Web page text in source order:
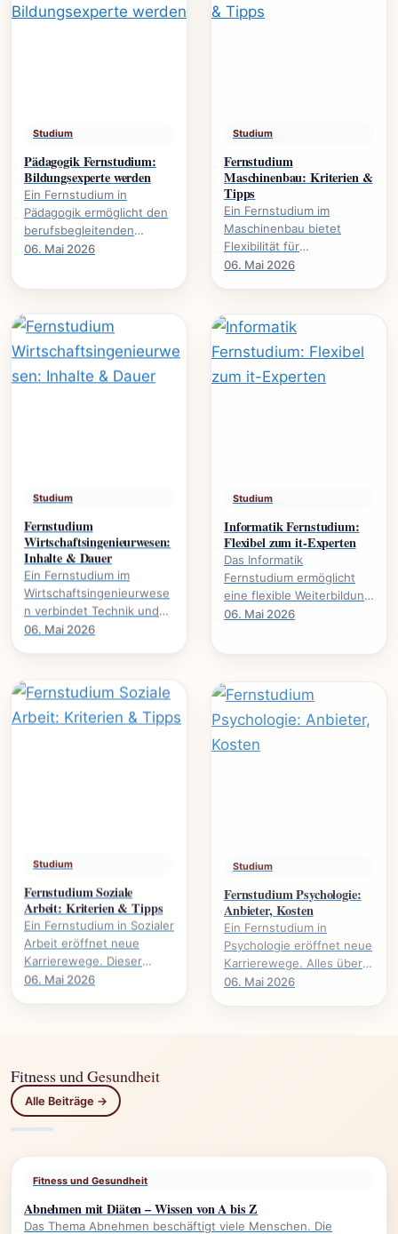
Studium
Pädagogik Fernstudium:
Bildungsexperte werden
Ein Fernstudium in
Pädagogik ermöglicht den
berufsbegleitenden
Erwerb akademischer
06. Mai 2026
Studium
Fernstudium
Maschinenbau: Kriterien &
Tipps
Ein Fernstudium im
Maschinenbau bietet
Flexibilität für
Berufstätige. Dieser
praktische.
06. Mai 2026
Studium
Fernstudium
Wirtschaftsingenieurwesen:
Inhalte & Dauer
Ein Fernstudium im
Wirtschaftsingenieurwese
n verbindet Technik und
Wirtschaft. Alles über
06. Mai 2026
Studium
Informatik Fernstudium:
Flexibel zum it-Experten
Das Informatik
Fernstudium ermöglicht
eine flexible Weiterbildung
zum IT-Experten., welche
06. Mai 2026
Studium
Fernstudium Soziale
Arbeit: Kriterien & Tipps
Ein Fernstudium in Sozialer
Arbeit eröffnet neue
Karrierewege. Dieser
Leitfaden beleuchtet
06. Mai 2026
Studium
Fernstudium Psychologie:
Anbieter, Kosten
Ein Fernstudium in
Psychologie eröffnet neue
Karrierewege. Alles über
Anbieter, Kosten,
06. Mai 2026
Fitness und Gesundheit
Alle Beiträge →
Fitness und Gesundheit
Abnehmen mit Diäten – Wissen von A bis Z
Das Thema Abnehmen beschäftigt viele Menschen. Die